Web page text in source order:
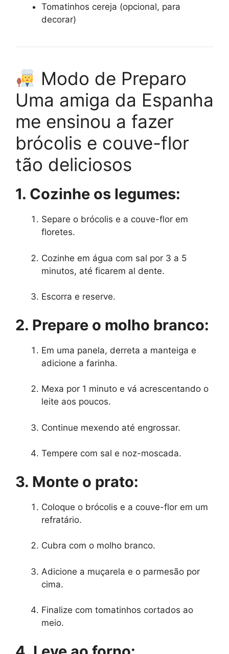
Tomatinhos cereja (opcional, para
decorar)
Modo de Preparo
Uma amiga da Espanha
me ensinou a fazer
brócolis e couve-flor
tão deliciosos
1. Cozinhe os legumes:
Separe o brócolis e a couve-flor em
floretes.
Cozinhe em água com sal por 3 a 5
minutos, até ficarem al dente.
Escorra e reserve.
2. Prepare o molho branco:
Em uma panela, derreta a manteiga e
adicione a farinha.
Mexa por 1 minuto e vá acrescentando o
leite aos poucos.
Continue mexendo até engrossar.
Tempere com sal e noz-moscada.
3. Monte o prato:
Coloque o brócolis e a couve-flor em um
refratário.
Cubra com o molho branco.
Adicione a muçarela e o parmesão por
cima.
Finalize com tomatinhos cortados ao
meio.